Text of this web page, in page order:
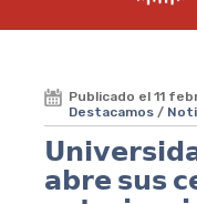
Publicado el 11
Destacamos /
𝗮𝗯𝗿𝗲 𝘀𝘂𝘀